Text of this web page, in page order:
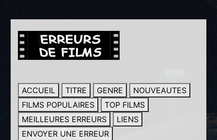
ACCUEIL TITRE GENRE
NOUVEAUTES
FILMS POPULAIRES
TOP FILMS
MEILLEURES ERREURS
LIENS
ENVOYER UNE ERREUR